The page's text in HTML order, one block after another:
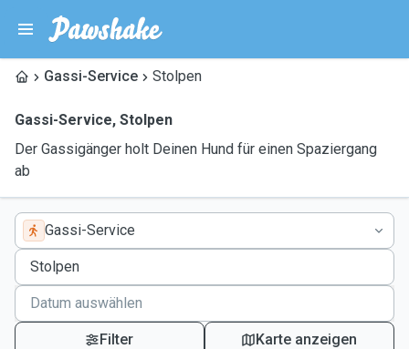
Gassi-Service Stolpen
Gassi-Service, Stolpen
Der Gassigänger holt Deinen Hund für einen Spaziergang
ab
Gassi-Service
Filter Karte anzeigen